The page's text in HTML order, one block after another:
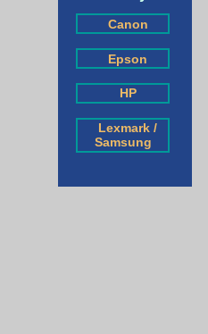
Canon
Epson
HP
Lexmark /
Samsung